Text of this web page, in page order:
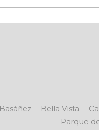
Basáñez Bella Vista
Parque